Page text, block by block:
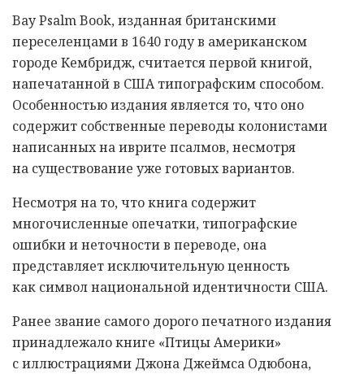
Bay Psalm Book, изданная британскими
переселенцами в 1640 году в американском
городе Кембридж, считается первой книгой,
напечатанной в США типографским способом.
Особенностью издания является то, что оно
содержит собственные переводы колонистами
написанных на иврите псалмов, несмотря
на существование уже готовых вариантов.
Несмотря на то, что книга содержит
многочисленные опечатки, типографские
ошибки и неточности в переводе, она
представляет исключительную ценность
как символ национальной идентичности США.
Ранее звание самого дорого печатного издания
принадлежало книге «Птицы Америки»
с иллюстрациями Джона Джеймса Одюбона,